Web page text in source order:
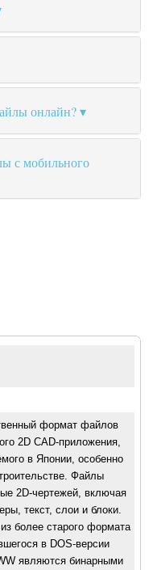
онлайн?
с мобильного
формат файлов
2D CAD-приложения,
в Японии, особенно
Файлы
2D-чертежей, включая
текст, слои и блоки.
более старого формата
в DOS-версии
являются бинарными